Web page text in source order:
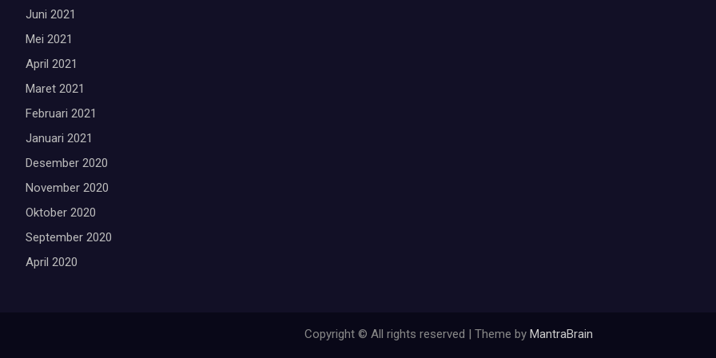
Juni 2021
Mei 2021
April 2021
Maret 2021
Februari 2021
Januari 2021
Desember 2020
November 2020
Oktober 2020
September 2020
April 2020
Copyright © All rights reserved | Theme by MantraBrain